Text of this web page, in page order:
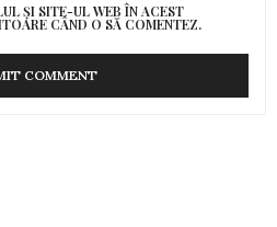
ȘI SITE-UL WEB ÎN ACEST
CÂND O SĂ COMENTEZ.